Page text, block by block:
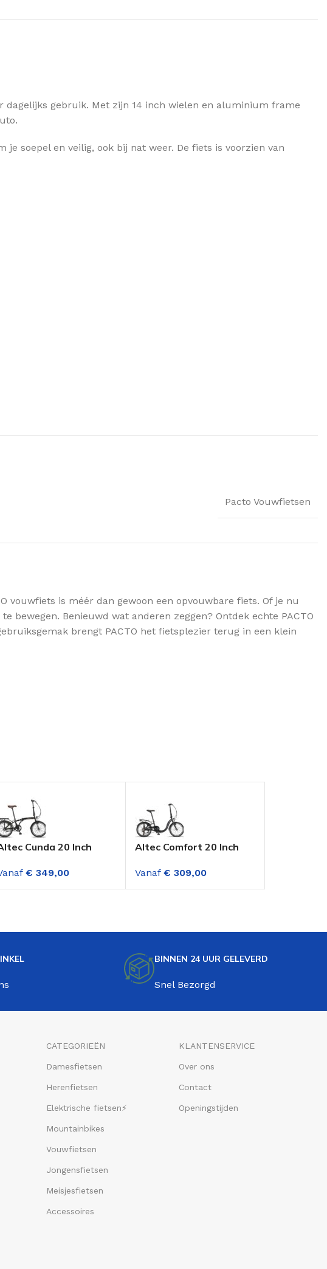
dagelijks gebruik. Met zijn 14 inch wielen en aluminium frame
soepel en veilig, ook bij nat weer. De fiets is voorzien van
Pacto Vouwfietsen
vouwfiets is méér dan gewoon een opvouwbare fiets. Of je nu
Benieuwd wat anderen zeggen? Ontdek echte PACTO
brengt PACTO het fietsplezier terug in een klein
Cunda 20 Inch
Zwart
€ 349,00
Altec Comfort 20 Inch
Versnellingen Mat
Zwart
Vanaf € 309,00
BINNEN 24 UUR GELEVERD
Snel Bezorgd
CATEGORIEËN
Damesfietsen
Herenfietsen
Elektrische fietsen⚡
Mountainbikes
Vouwfietsen
Jongensfietsen
Meisjesfietsen
Accessoires
KLANTENSERVICE
Over ons
Contact
Openingstijden